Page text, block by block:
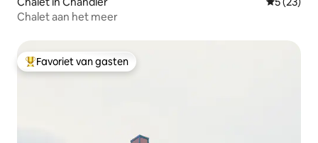
Chalet aan het meer
Topfavoriet van gasten
Favoriet van gasten